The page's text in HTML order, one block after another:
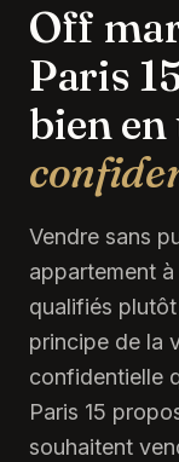
Off
Paris
bien
Vendre sans
appartement
qualifiés
principe de la
confidentielle
Paris 15
souhaitent